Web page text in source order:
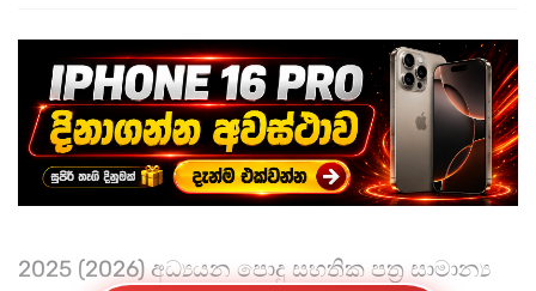
2025 (2026) අධ්‍යයන පොදු සහතික පත්‍ර සාමාන්‍ය